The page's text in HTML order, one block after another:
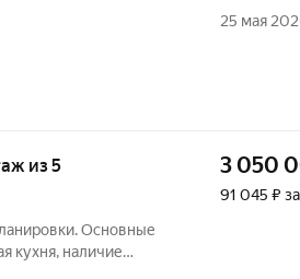
дворе дома есть
25 мая
из 5
Основные
кухня, наличие
3 050
91 045 ₽